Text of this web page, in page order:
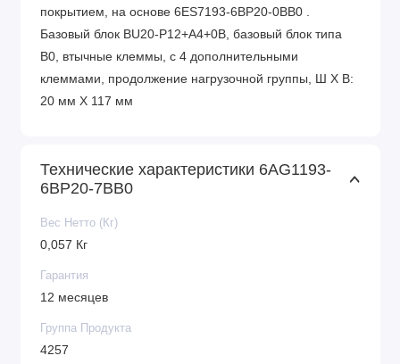
покрытием, на основе 6ES7193-6BP20-0BB0 .
Базовый блок BU20-P12+A4+0B, базовый блок типа
B0, втычные клеммы, с 4 дополнительными
клеммами, продолжение нагрузочной группы, Ш X В:
20 мм X 117 мм
Технические характеристики 6AG1193-
6BP20-7BB0
Вес Нетто (Кг)
0,057 Кг
Гарантия
12 месяцев
Группа Продукта
4257